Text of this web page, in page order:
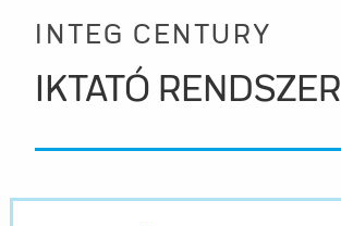
INTEG CENTURY
IKTATÓ RENDSZER